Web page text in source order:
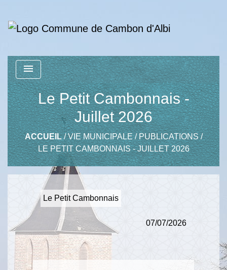
menu
Le Petit Cambonnais -
Juillet 2026
ACCUEIL/VIE MUNICIPALE/PUBLICATIONS/
LE PETIT CAMBONNAIS - JUILLET 2026
Le Petit Cambonnais
07/07/2026